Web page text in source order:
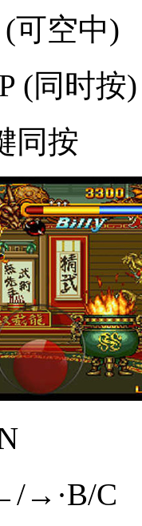
可空中)
(同时按)
同按
→·B/C